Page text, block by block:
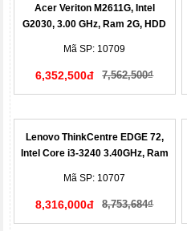
Acer Veriton M2611G, Intel
G2030, 3.00 GHz, Ram 2G, HDD
Mã SP: 10709
6,352,500đ 7,562,500₫
Lenovo ThinkCentre EDGE 72,
Intel Core i3-3240 3.40GHz, Ram
Mã SP: 10707
8,316,000đ 8,753,684₫